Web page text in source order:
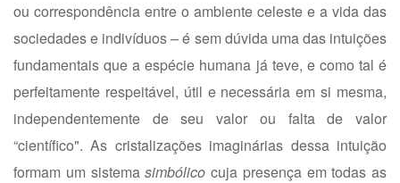
ou correspondência entre o ambiente celeste e a vida das
sociedades e indivíduos – é sem dúvida uma das intuições
fundamentais que a espécie humana já teve, e como tal é
perfeitamente respeitável, útil e necessária em si mesma,
independentemente de seu valor ou falta de valor
“científico". As cristalizações imaginárias dessa intuição
formam um sistemasimbólico cuja presença em todas as